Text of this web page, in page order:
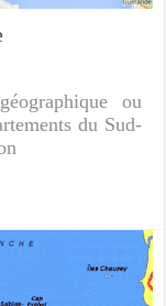
ou
du Sud-